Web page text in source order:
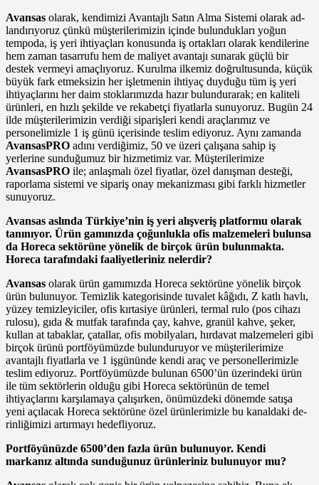
Avansas olarak, kendimizi Avan­tajlı Satın Alma Sistemi olarak ad­
landırıyoruz çünkü müşterilerimizin içinde bulundukları yoğun
tempoda, iş yeri ihtiyaçları konusunda iş ortak­ları olarak kendilerine
hem zaman tasarrufu hem de maliyet avantajı su­narak güçlü bir
destek vermeyi amaç­lıyoruz. Kurulma ilkemiz doğrultu­sunda, küçük
büyük fark etmeksizin her işletmenin ihtiyaç duyduğu tüm iş yeri
ihtiyaçlarını her daim stokları­mızda hazır bulundurarak; en kaliteli
ürünleri, en hızlı şekilde ve rekabetçi fiyatlarla sunuyoruz. Bugün 24
ilde müşterilerimizin verdiği siparişleri kendi araçlarımız ve
personelimizle 1 iş günü içerisinde teslim ediyoruz. Aynı zamanda
AvansasPRO adını verdiğimiz, 50 ve üzeri çalışana sahip iş
yerlerine sunduğumuz bir hizmeti­miz var. Müşterilerimize
AvansasPRO ile; anlaşmalı özel fiyatlar, özel danış­man desteği,
raporlama sistemi ve sipariş onay mekanizması gibi farklı hizmetler
sunuyoruz.
Avansas aslında Türkiye’nin iş yeri alışveriş platformu olarak
tanı­nıyor. Ürün gamınızda çoğunlukla ofis malzemeleri bulunsa
da Ho­reca sektörüne yönelik de birçok ürün bulunmakta.
Horeca tarafın­daki faaliyetleriniz nelerdir?
Avansas olarak ürün gamımızda Horeca sektörüne yönelik birçok
ürün bulunuyor. Temizlik kategorisinde tu­valet kâğıdı, Z katlı havlı,
yüzey temiz­leyiciler, ofis kırtasiye ürünleri, termal rulo (pos cihazı
rulosu), gıda & mut­fak tarafında çay, kahve, granül kah­ve, şeker,
kullan at tabaklar, çatallar, ofis mobilyaları, hırdavat malzeme­leri gibi
birçok ürünü portföyümüz­de bulunduruyor ve müşterilerimize
avantajlı fiyatlarla ve 1 işgününde kendi araç ve personellerimizle
teslim ediyoruz. Portföyümüzde bulunan 6500’ün üzerindeki ürün
ile tüm sek­törlerin olduğu gibi Horeca sektörü­nün de temel
ihtiyaçlarını karşılama­ya çalışırken, önümüzdeki dönemde satışa
yeni açılacak Horeca sektörüne özel ürünlerimizle bu kanaldaki de­
rinliğimizi artırmayı hedefliyoruz.
Portföyünüzde 6500’den fazla ürün bulunuyor. Kendi
markanız altında sunduğunuz ürünleriniz bulunuyor mu?